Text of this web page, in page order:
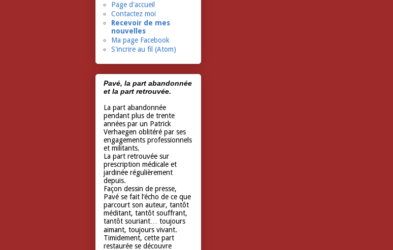
Page d'accueil
Contactez moi
Recevoir de mes
nouvelles
Ma page Facebook
S'incrire au fil (Atom)
Pavé, la part abandonnée
et la part retrouvée.
La part abandonnée
pendant plus de trente
années par un Patrick
Verhaegen oblitéré par ses
engagements professionnels
et militants.
La part retrouvée sur
prescription médicale et
jardinée régulièrement
depuis.
Façon dessin de presse,
Pavé se fait l’écho de ce que
parcourt son auteur, tantôt
méditant, tantôt souffrant,
tantôt souriant… toujours
aimant, toujours vivant.
Timidement, cette part
restaurée se découvre